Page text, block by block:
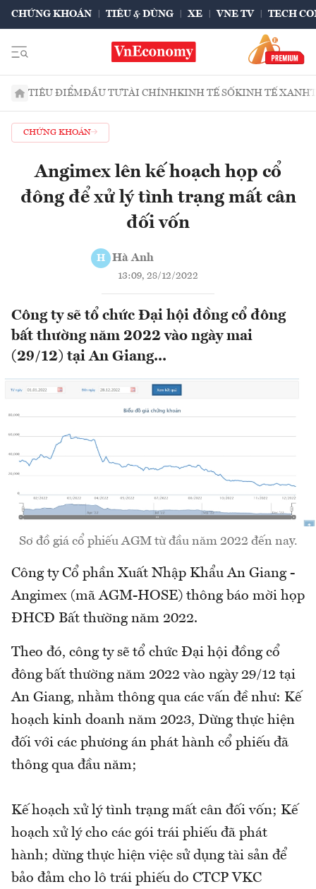
CHỨNG KHOÁN TIÊU & DÙNG XE VNE TV TECH
TIÊU ĐIỂMĐẦU TƯTÀI CHÍNHKINH TẾ SỐKINH TẾ XANH
CHỨNG KHOÁN
Angimex lên kế hoạch họp cổ
đông để xử lý tình trạng mất cân
đối vốn
H Hà Anh
13:09, 28/12/2022
Công ty sẽ tổ chức Đại hội đồng cổ đông
bất thường năm 2022 vào ngày mai
(29/12) tại An Giang...
Sơ đồ giá cổ phiếu AGM từ đầu năm 2022 đến nay.
Công ty Cổ phần Xuất Nhập Khẩu An Giang -
Angimex (mã AGM-HOSE) thông báo mời họp
ĐHCĐ Bất thường năm 2022.
Theo đó, công ty sẽ tổ chức Đại hội đồng cổ
đông bất thường năm 2022 vào ngày 29/12 tại
An Giang, nhằm thông qua các vấn đề như: Kế
hoạch kinh doanh năm 2023, Dừng thực hiện
đối với các phương án phát hành cổ phiếu đã
thông qua đầu năm;
Kế hoạch xử lý tình trạng mất cân đối vốn; Kế
hoạch xử lý cho các gói trái phiếu đã phát
hành; dừng thực hiện việc sử dụng tài sản để
bảo đảm cho lô trái phiếu do CTCP VKC